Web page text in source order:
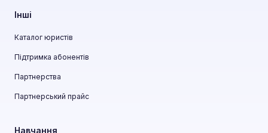
Інші
Каталог юристів
Підтримка абонентів
Партнерства
Партнерський прайс
Навчання